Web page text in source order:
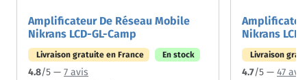
Amplificateur De Réseau Mobile
Nikrans LCD-GL-Camp
Livraison gratuite en France En stock
4.8/5 — 7 avis
Nikrans
Livraison
4.7/5 — 47 avis